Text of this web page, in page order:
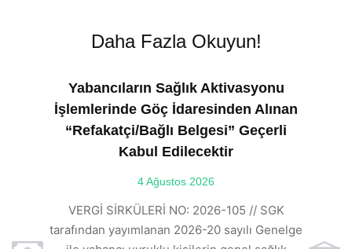
Daha Fazla Okuyun!
Yabancıların Sağlık Aktivasyonu
İşlemlerinde Göç İdaresinden Alınan
“Refakatçi/Bağlı Belgesi” Geçerli
Kabul Edilecektir
4 Ağustos 2026
VERGİ SİRKÜLERİ NO: 2026-105 // SGK
tarafından yayımlanan 2026-20 sayılı Genelge